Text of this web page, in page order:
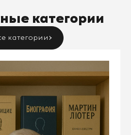
категории
категории